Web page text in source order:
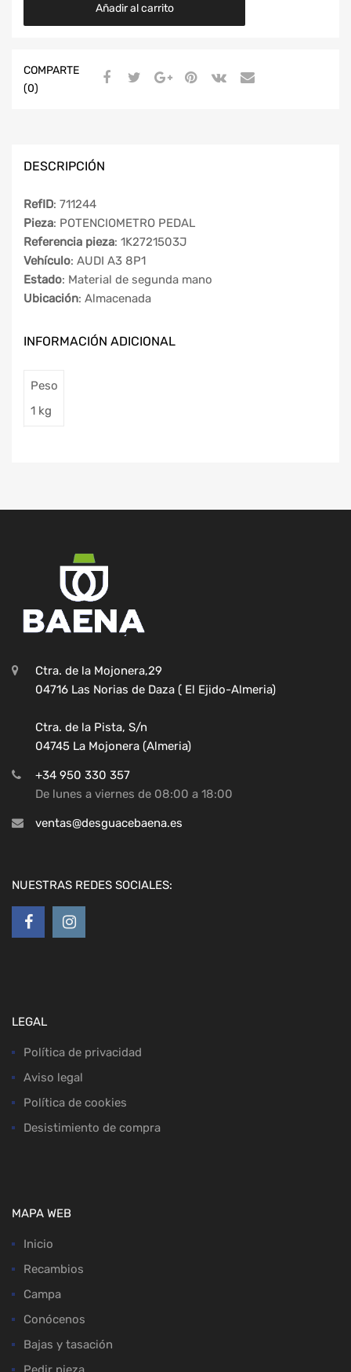
Añadir al carrito
COMPARTE
(0)
DESCRIPCIÓN
RefID: 711244
Pieza: POTENCIOMETRO PEDAL
Referencia pieza: 1K2721503J
Vehículo: AUDI A3 8P1
Estado: Material de segunda mano
Ubicación: Almacenada
INFORMACIÓN ADICIONAL
Peso
1 kg
Ctra. de la Mojonera,29
04716 Las Norias de Daza ( El Ejido-Almeria)
Ctra. de la Pista, S/n
04745 La Mojonera (Almeria)
+34 950 330 357
De lunes a viernes de 08:00 a 18:00
ventas@desguacebaena.es
NUESTRAS REDES SOCIALES:
LEGAL
Política de privacidad
Aviso legal
Política de cookies
Desistimiento de compra
MAPA WEB
Inicio
Recambios
Campa
Conócenos
Bajas y tasación